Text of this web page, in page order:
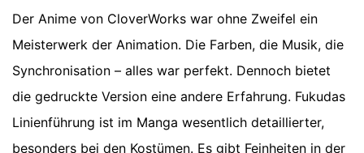
Der Anime von CloverWorks war ohne Zweifel ein
Meisterwerk der Animation. Die Farben, die Musik, die
Synchronisation – alles war perfekt. Dennoch bietet
die gedruckte Version eine andere Erfahrung. Fukudas
Linienführung ist im Manga wesentlich detaillierter,
besonders bei den Kostümen. Es gibt Feinheiten in der